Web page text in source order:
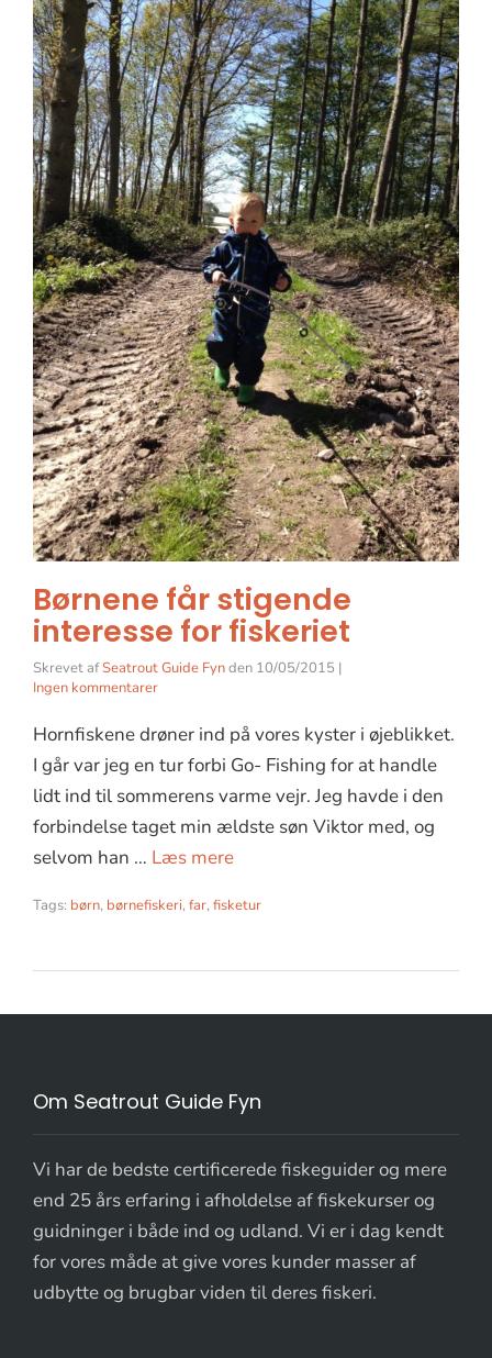
Børnene får stigende
interesse for fiskeriet
Skrevet afSeatrout Guide Fynden 10/05/2015 |
Ingen kommentarer
Hornfiskene drøner ind på vores kyster i øjeblikket.
I går var jeg en tur forbi Go- Fishing for at handle
lidt ind til sommerens varme vejr. Jeg havde i den
forbindelse taget min ældste søn Viktor med, og
selvom han … Læs mere
Tags: børn, børnefiskeri, far, fisketur
Om Seatrout Guide Fyn
Vi har de bedste certificerede fiskeguider og mere
end 25 års erfaring i afholdelse af fiskekurser og
guidninger i både ind og udland. Vi er i dag kendt
for vores måde at give vores kunder masser af
udbytte og brugbar viden til deres fiskeri.